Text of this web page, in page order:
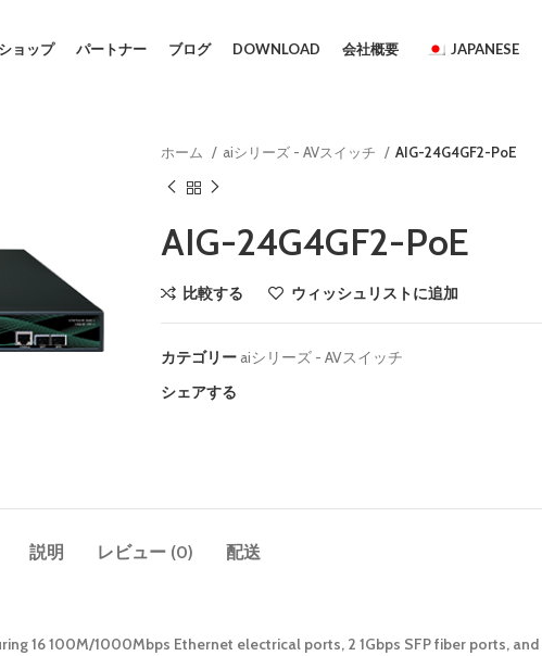
ショップ パートナー ブログ DOWNLOAD 会社概要 JAPANESE
ホーム aiシリーズ - AVスイッチ AIG-24G4GF2-PoE
AIG-24G4GF2-PoE
比較する ウィッシュリストに追加
カテゴリー aiシリーズ - AVスイッチ
シェアする
説明 レビュー (0) 配送
16 100M/1000Mbps Ethernet electrical ports, 2 1Gbps SFP fiber ports,